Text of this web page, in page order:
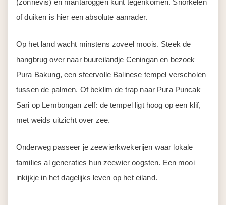
of duiken is hier een absolute aanrader.
Op het land wacht minstens zoveel moois. Steek de
hangbrug over naar buureilandje Ceningan en bezoek
Pura Bakung, een sfeervolle Balinese tempel verscholen
tussen de palmen. Of beklim de trap naar Pura Puncak
Sari op Lembongan zelf: de tempel ligt hoog op een klif,
met weids uitzicht over zee.
Onderweg passeer je zeewierkwekerijen waar lokale
families al generaties hun zeewier oogsten. Een mooi
inkijkje in het dagelijks leven op het eiland.